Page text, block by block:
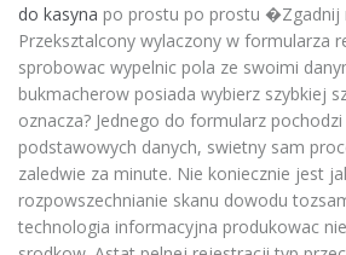
do kasyna po prostu po prostu �Zgadnij
Przeksztalcony wylaczony w formularza
sprobowac wypelnic pola ze swoimi
bukmacherow posiada wybierz szybkiej
oznacza? Jednego do formularz pochodzi
podstawowych danych, swietny sam
zaledwie za minute. Nie koniecznie jest
rozpowszechnianie skanu dowodu
technologia informacyjna produkowac